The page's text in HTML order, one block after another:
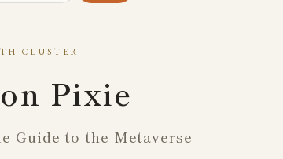
CLUSTER
Pixie
Guide to the Metaverse